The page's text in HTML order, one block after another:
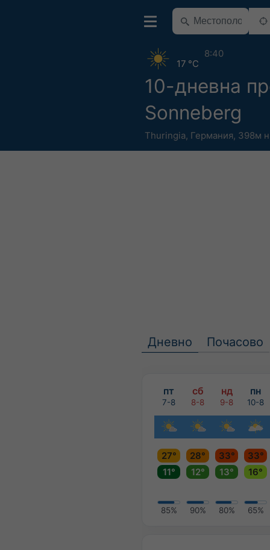
10-дневна
Sonneberg
Thuringia, Германия, 398м
17 °C
8:40
Дневно Почасово
пт сб нд пн
7-8 8-8 9-8 10-8
27° 28° 33°
33°
11°
12° 13° 16°
85% 90% 80% 65%